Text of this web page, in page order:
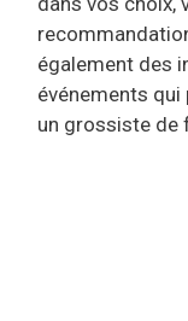
également des
événements
un grossiste de